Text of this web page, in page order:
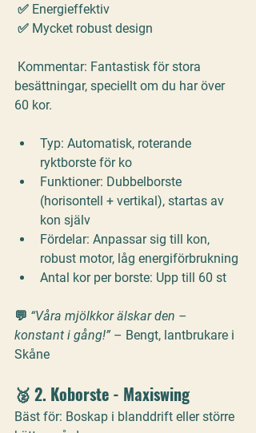
✅ Energieffektiv
✅ Mycket robust design
Kommentar: Fantastisk för stora
besättningar, speciellt om du har över
60 kor.
Typ: Automatisk, roterande
ryktborste för ko
Funktioner: Dubbelborste
(horisontell + vertikal), startas av
kon själv
Fördelar: Anpassar sig till kon,
robust motor, låg energiförbrukning
Antal kor per borste: Upp till 60 st
💬 “Våra mjölkkor älskar den –
konstant i gång!” – Bengt, lantbrukare i
Skåne
🥈 2. Koborste - Maxiswing
Bäst för: Boskap i blanddrift eller större